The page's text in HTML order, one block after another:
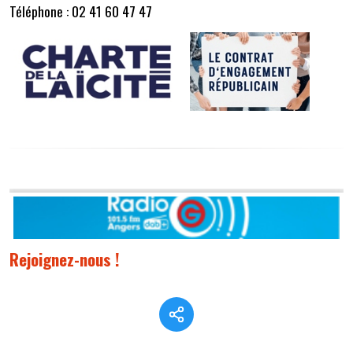
Téléphone : 02 41 60 47 47
Rejoignez-nous !